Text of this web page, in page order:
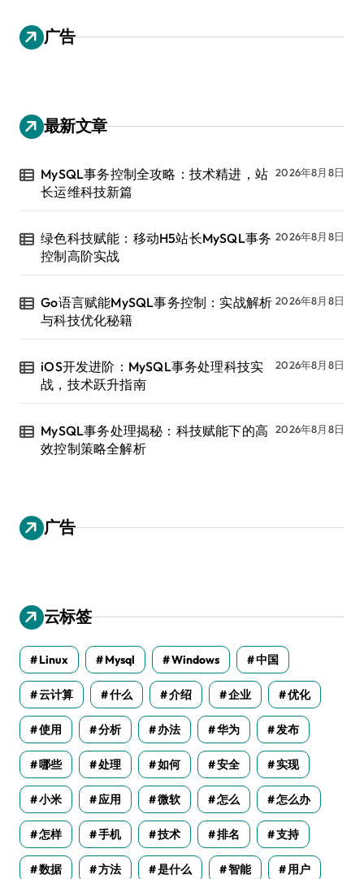
广告
最新文章
MySQL事务控制全攻略：技术精进，站
长运维科技新篇
2026年8月8日
绿色科技赋能：移动H5站长MySQL事务
控制高阶实战
2026年8月8日
Go语言赋能MySQL事务控制：实战解析
与科技优化秘籍
2026年8月8日
iOS开发进阶：MySQL事务处理科技实
战，技术跃升指南
2026年8月8日
MySQL事务处理揭秘：科技赋能下的高
效控制策略全解析
2026年8月8日
广告
云标签
Linux Mysql Windows 中国
云计算 什么 介绍 企业 优化
使用 分析 办法 华为 发布
哪些 处理 如何 安全 实现
小米 应用 微软 怎么 怎么办
怎样 手机 技术 排名 支持
数据 方法 是什么 智能 用户